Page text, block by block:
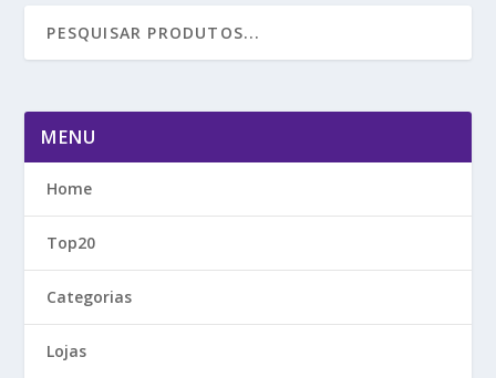
MENU
Home
Top20
Categorias
Lojas